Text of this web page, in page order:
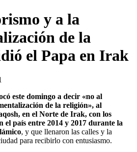
y a la
de la
el Papa en Irak
este domingo a decir «no al
de la religión», al
en el Norte de Irak, con los
el país entre 2014 y 2017 durante la
, y que llenaron las calles y la
para recibirlo con entusiasmo.